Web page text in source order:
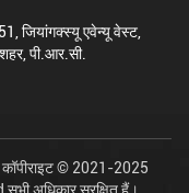
जियांगक्स्यू एवेन्यू वेस्ट,
पी.आर.सी.
कॉपीराइट © 2021-2025